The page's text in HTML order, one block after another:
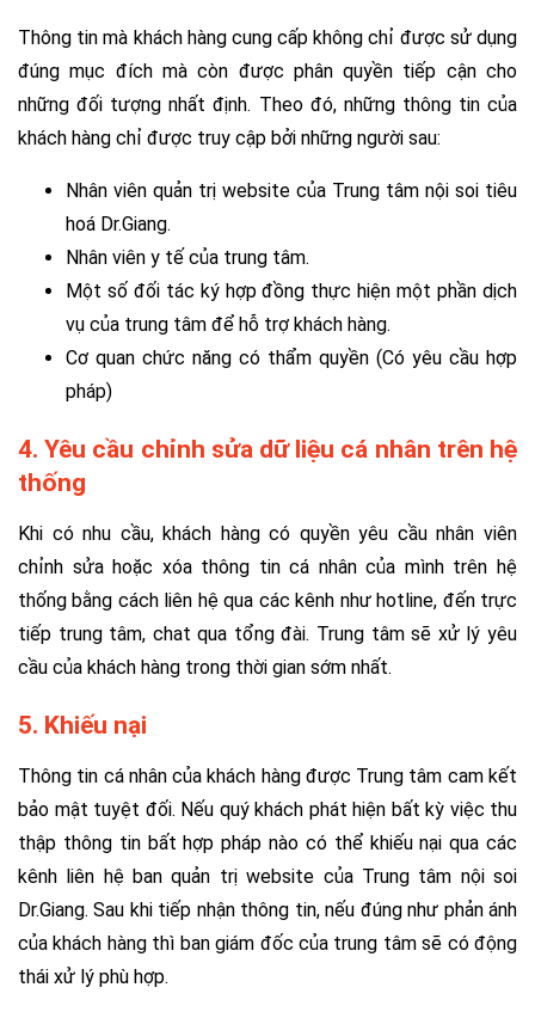
Thông tin mà khách hàng cung cấp không chỉ được sử dụng
đúng mục đích mà còn được phân quyền tiếp cận cho
những đối tượng nhất định. Theo đó, những thông tin của
khách hàng chỉ được truy cập bởi những người sau:
Nhân viên quản trị website của Trung tâm nội soi tiêu
hoá Dr.Giang.
Nhân viên y tế của trung tâm.
Một số đối tác ký hợp đồng thực hiện một phần dịch
vụ của trung tâm để hỗ trợ khách hàng.
Cơ quan chức năng có thẩm quyền (Có yêu cầu hợp
pháp)
4. Yêu cầu chỉnh sửa dữ liệu cá nhân trên hệ
thống
Khi có nhu cầu, khách hàng có quyền yêu cầu nhân viên
chỉnh sửa hoặc xóa thông tin cá nhân của mình trên hệ
thống bằng cách liên hệ qua các kênh như hotline, đến trực
tiếp trung tâm, chat qua tổng đài. Trung tâm sẽ xử lý yêu
cầu của khách hàng trong thời gian sớm nhất.
5. Khiếu nại
Thông tin cá nhân của khách hàng được Trung tâm cam kết
bảo mật tuyệt đối. Nếu quý khách phát hiện bất kỳ việc thu
thập thông tin bất hợp pháp nào có thể khiếu nại qua các
kênh liên hệ ban quản trị website của Trung tâm nội soi
Dr.Giang. Sau khi tiếp nhận thông tin, nếu đúng như phản ánh
của khách hàng thì ban giám đốc của trung tâm sẽ có động
thái xử lý phù hợp.